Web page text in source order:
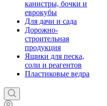
канистры, бочки и
еврокубы
Для дачи и сада
Дорожно-
строительная
продукция
Ящики для песка,
соли и реагентов
Пластиковые ведра